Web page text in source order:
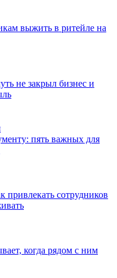
выжить в ритейле на
не закрыл бизнес и
пять важных для
привлекать сотрудников
когда рядом с ним